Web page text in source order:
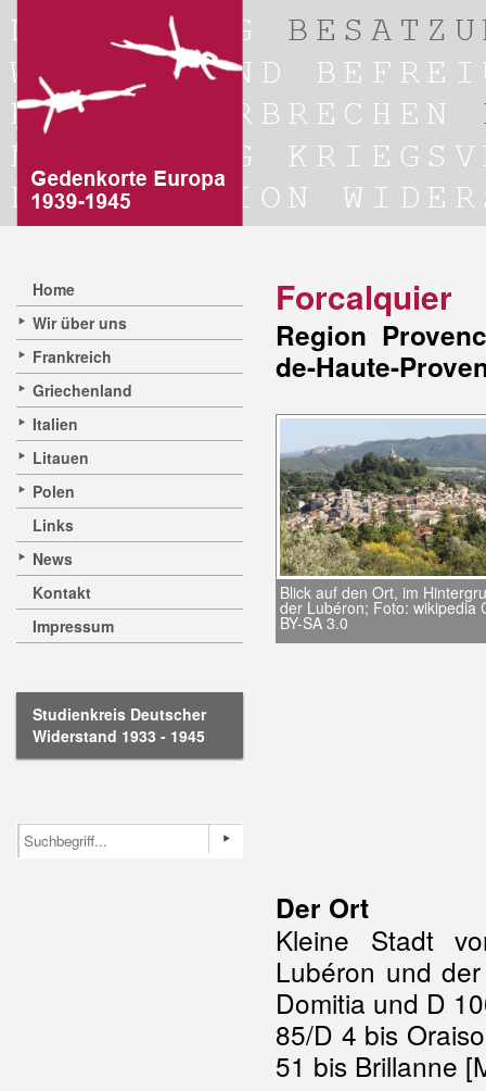
Home
Wir über uns
Frankreich
Griechenland
Italien
Litauen
Polen
Links
News
Kontakt
Impressum
Studienkreis Deutscher
Widerstand 1933 - 1945
Forcalquier
Region
de-Haute-
Blick auf den Ort, im
der Lubéron; Foto: wikipedia
BY-SA 3.0
Der Ort
Kleine Stadt
Lubéron und
Domitia und D
85/D 4 bis
51 bis Brillanne